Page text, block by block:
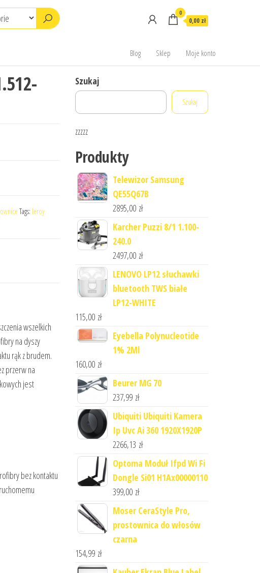
0
0,00 zł
Blog Sklep Moje konto
Tags: leroy
wszelkich
na dyszy
rąk z brudem.
przerw na
jest
bez kontaktu
Szukaj
Szukaj
zzzzz
Produkty
Telewizor Samsung
QE55Q67B
2895,00 zł
Karcher Puzzi 8/1 1.100-
240.0
2497,00 zł
LENOVO LP12 słuchawki
bluetooth TWS białe
LP12-WHITE
115,00 zł
Eyebella Polynucleotide
1% 2Ml
160,00 zł
Beurer MG 70
237,99 zł
Ubiquiti Ubiquiti Kamera
Ip Uvc Ai 360 1920X1920P
2266,13 zł
Optoma Moduł Ifpd Wi Fi
Dongle Si01 H1Ax00000110
399,00 zł
Moser CeraStyle Pro,
prostownica do włosów
czarna
154,99 zł